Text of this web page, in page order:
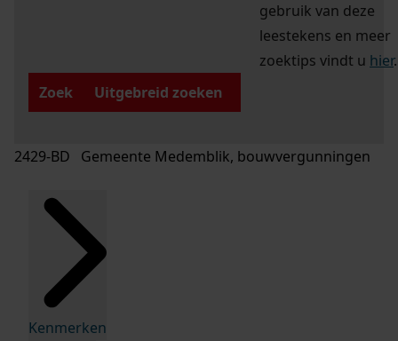
gebruik van deze
leestekens en meer
zoektips vindt u hier.
Zoek
Uitgebreid zoeken
2429-BD Gemeente Medemblik, bouwvergunningen
Kenmerken